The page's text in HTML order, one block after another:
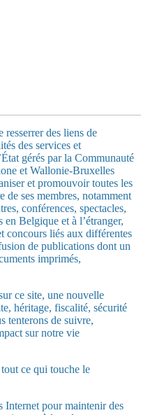
des liens de
des services et
gérés par la Communauté
et Wallonie-Bruxelles
et promouvoir toutes les
de ses membres, notamment
conférences, spectacles,
Belgique et à l’étranger,
concours liés aux différentes
de publications dont un
imprimés,
ce site, une nouvelle
héritage, fiscalité, sécurité
tenterons de suivre,
sur notre vie
ce qui touche le
Internet pour maintenir des